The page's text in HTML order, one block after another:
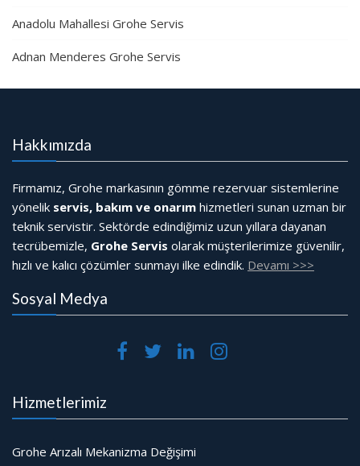
Anadolu Mahallesi Grohe Servis
Adnan Menderes Grohe Servis
Hakkımızda
Firmamız, Grohe markasının gömme rezervuar sistemlerine
yönelik servis, bakım ve onarım hizmetleri sunan uzman bir
teknik servistir. Sektörde edindiğimiz uzun yıllara dayanan
tecrübemizle, Grohe Servis olarak müşterilerimize güvenilir,
hızlı ve kalıcı çözümler sunmayı ilke edindik. Devamı >>>
Sosyal Medya
Hizmetlerimiz
Grohe Arızalı Mekanizma Değişimi